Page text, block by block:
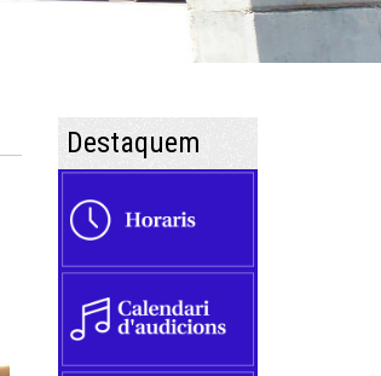
Destaquem